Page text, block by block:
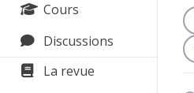
Cours
Discussions
La revue